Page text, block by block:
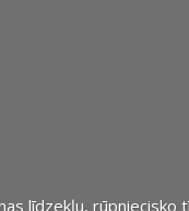
līdzekļu,